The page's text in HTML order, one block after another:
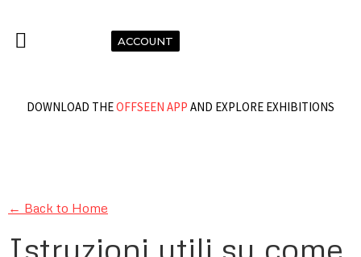
ACCOUNT
DOWNLOAD THEOFFSEEN APP AND EXPLORE EXHIBITIONS
← Back to Home
Istruzioni utili su come